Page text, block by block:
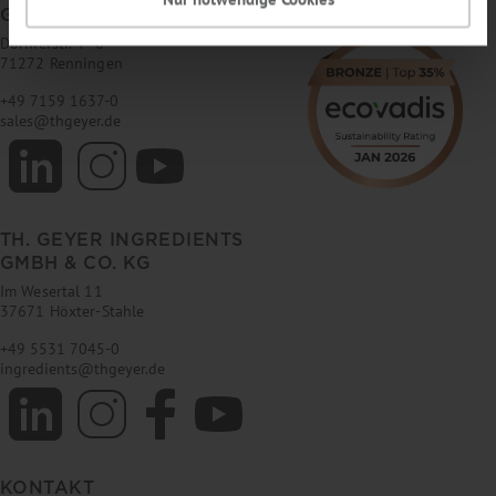
GMBH & CO. KG
Dornierstr. 4–6
71272 Renningen
+49 7159 1637-0
sales@thgeyer.de
TH. GEYER INGREDIENTS
GMBH & CO. KG
Im Wesertal 11
37671 Höxter-Stahle
+49 5531 7045-0
ingredients@thgeyer.de
KONTAKT